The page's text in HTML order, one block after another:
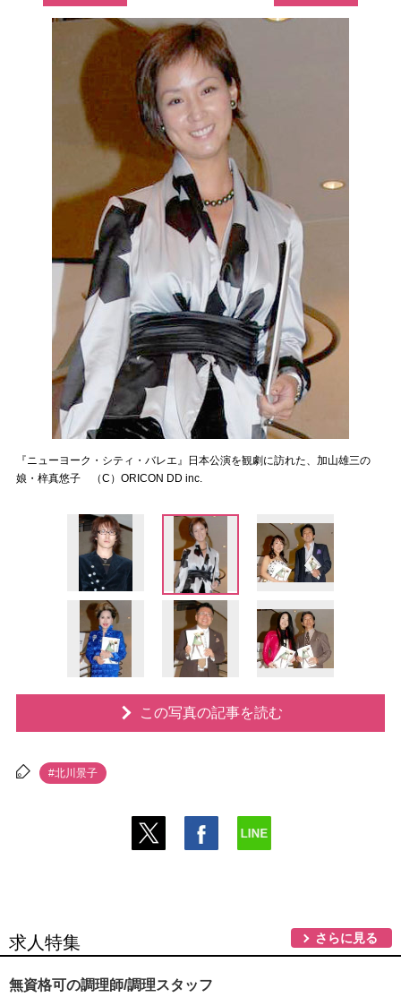
『ニューヨーク・シティ・バレエ』日本公演を観劇に訪れた、加山雄三の
娘・梓真悠子 （C）ORICON DD inc.
この写真の記事を読む
#北川景子
求人特集 さらに見る
無資格可の調理師/調理スタッフ